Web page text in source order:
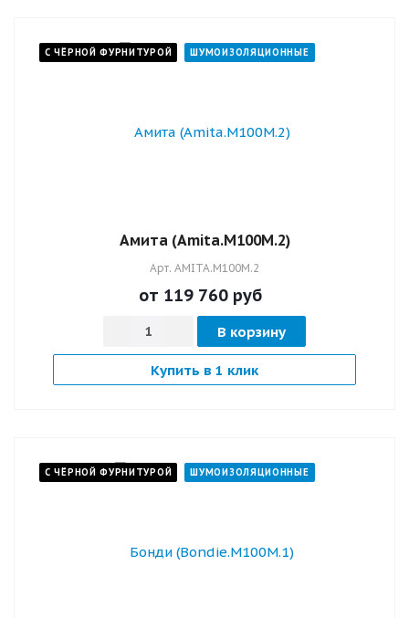
С ЧЁРНОЙ ФУРНИТУРОЙ ШУМОИЗОЛЯЦИОННЫЕ
Амита (Amita.M100M.2)
Арт. AMITA.M100M.2
от 119 760 руб
В корзину
Купить в 1 клик
С ЧЁРНОЙ ФУРНИТУРОЙ ШУМОИЗОЛЯЦИОННЫЕ